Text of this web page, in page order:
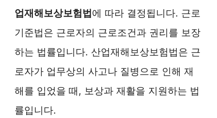
업재해보상보험법에 따라 결정됩니다. 근로
기준법은 근로자의 근로조건과 권리를 보장
하는 법률입니다. 산업재해보상보험법은 근
로자가 업무상의 사고나 질병으로 인해 재
해를 입었을 때, 보상과 재활을 지원하는 법
률입니다.